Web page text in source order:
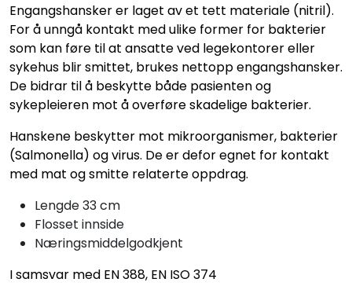
Engangshansker er laget av et tett materiale (nitril).
For å unngå kontakt med ulike former for bakterier
som kan føre til at ansatte ved legekontorer eller
sykehus blir smittet, brukes nettopp engangshansker.
De bidrar til å beskytte både pasienten og
sykepleieren mot å overføre skadelige bakterier.
Hanskene beskytter mot mikroorganismer, bakterier
(Salmonella) og virus. De er defor egnet for kontakt
med mat og smitte relaterte oppdrag.
Lengde 33 cm
Flosset innside
Næringsmiddelgodkjent
I samsvar med EN 388, EN ISO 374